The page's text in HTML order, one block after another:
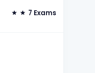
7 Exams